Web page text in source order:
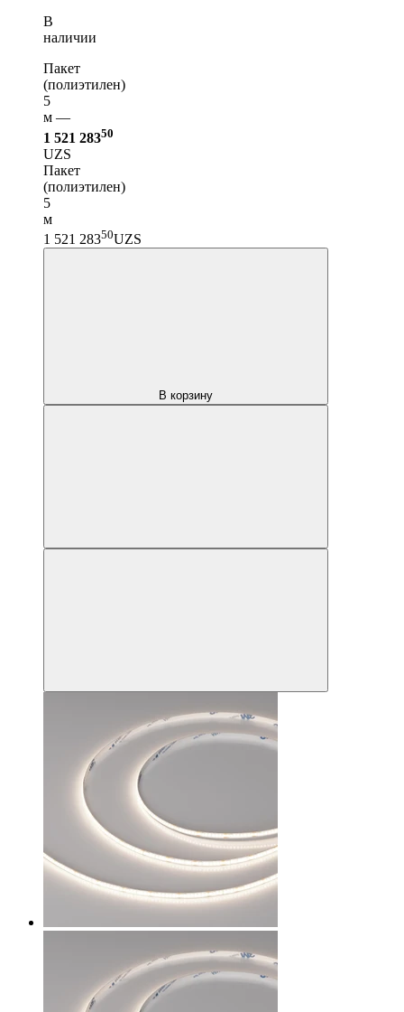
В
наличии
Пакет
(полиэтилен)
5
м —
1 521 28350
UZS
Пакет
(полиэтилен)
5
м
1 521 28350UZS
В корзину